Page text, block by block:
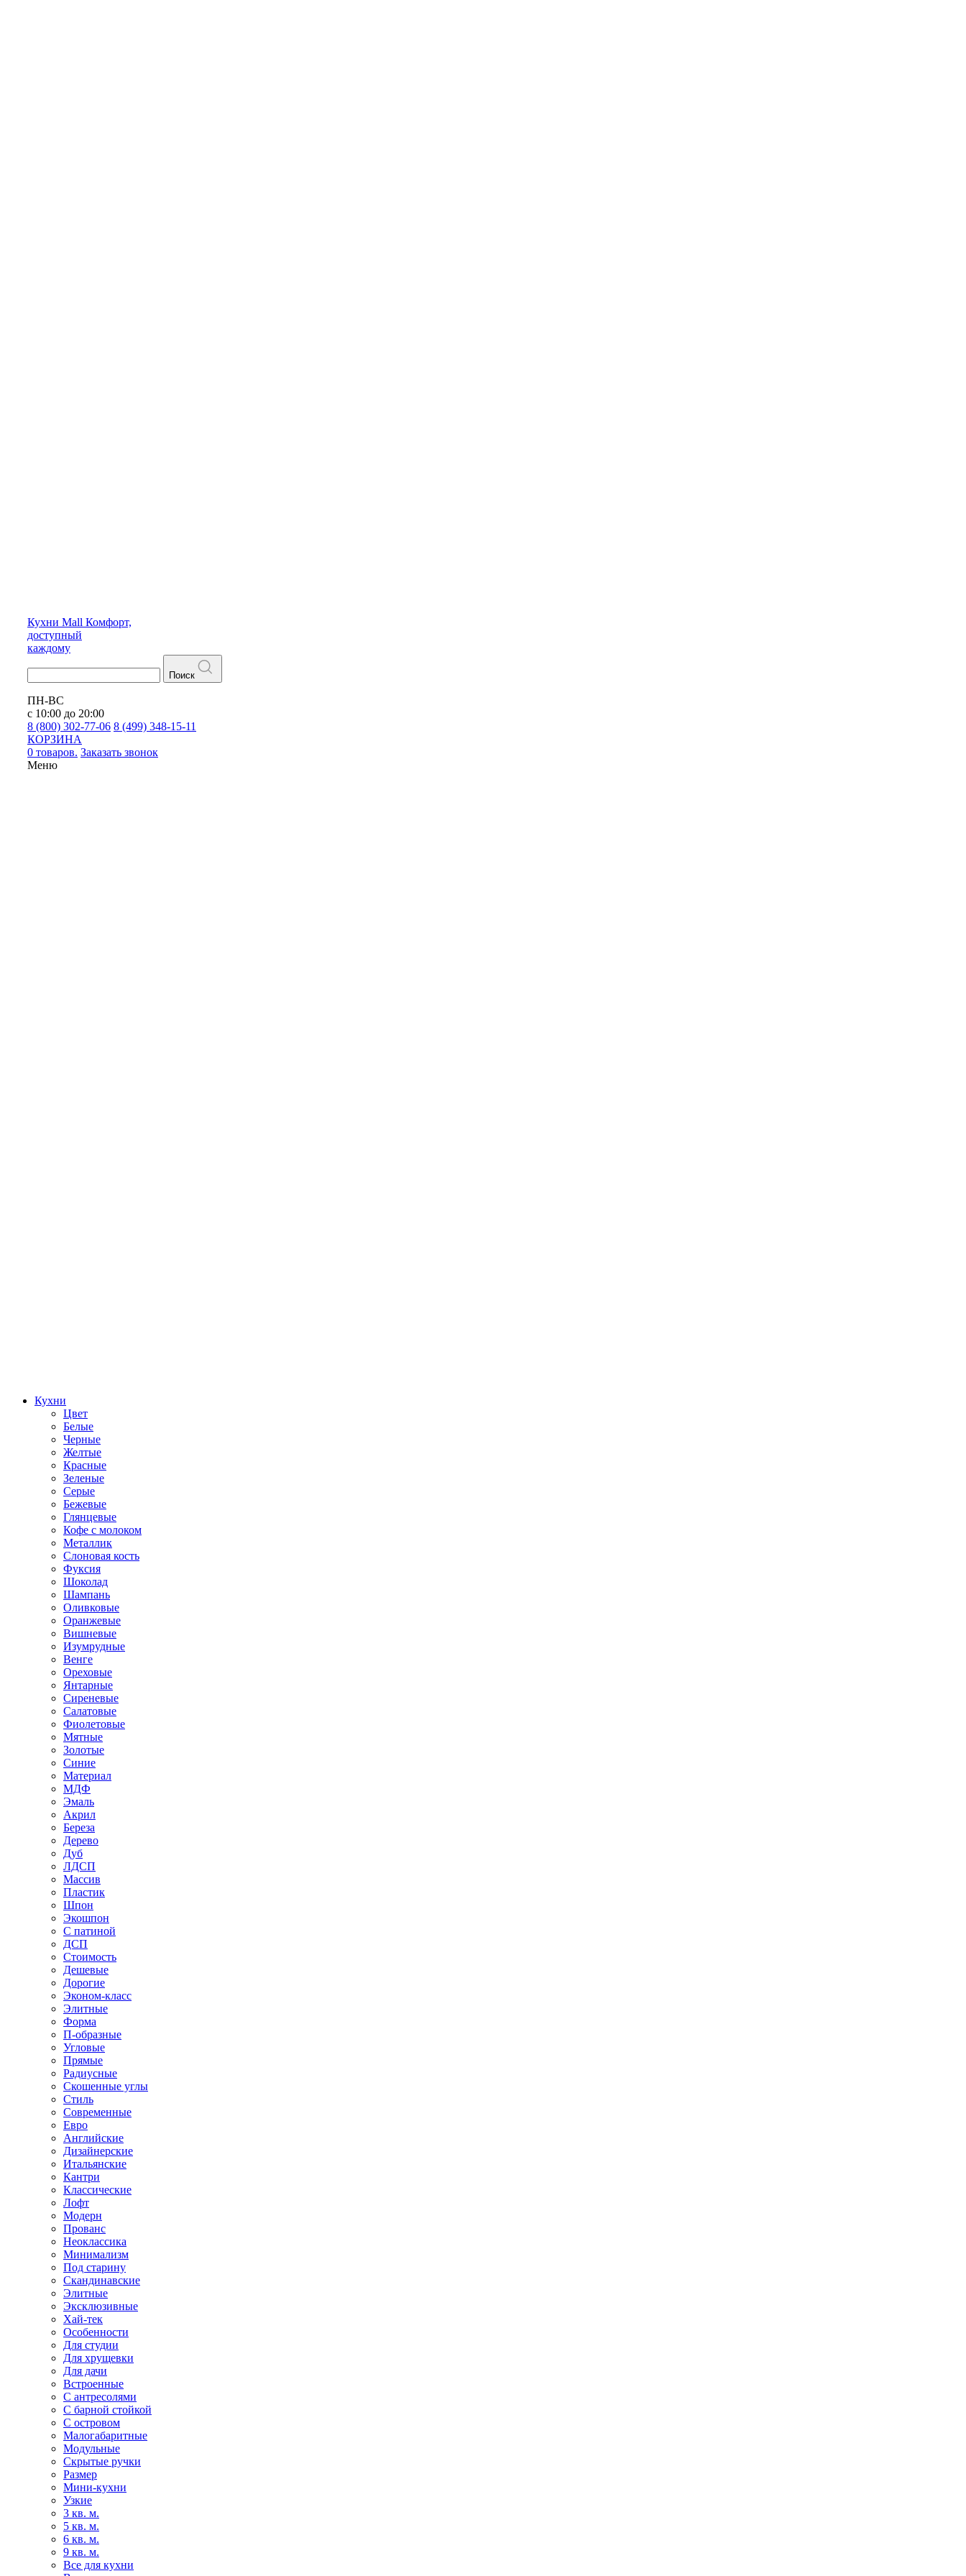
Кухни Mall Комфорт,
доступный
каждому
Поиск
ПН-ВС
с 10:00 до 20:00
8 (800) 302-77-06 8 (499) 348-15-11
КОРЗИНА
0 товаров. Заказать звонок
Меню
Кухни
Цвет
Белые
Черные
Желтые
Красные
Зеленые
Серые
Бежевые
Глянцевые
Кофе с молоком
Металлик
Слоновая кость
Фуксия
Шоколад
Шампань
Оливковые
Оранжевые
Вишневые
Изумрудные
Венге
Ореховые
Янтарные
Сиреневые
Салатовые
Фиолетовые
Мятные
Золотые
Синие
Материал
МДФ
Эмаль
Акрил
Береза
Дерево
Дуб
ЛДСП
Массив
Пластик
Шпон
Экошпон
С патиной
ДСП
Стоимость
Дешевые
Дорогие
Эконом-класс
Элитные
Форма
П-образные
Угловые
Прямые
Радиусные
Скошенные углы
Стиль
Современные
Евро
Английские
Дизайнерские
Итальянские
Кантри
Классические
Лофт
Модерн
Прованс
Неоклассика
Минимализм
Под старину
Скандинавские
Элитные
Эксклюзивные
Хай-тек
Особенности
Для студии
Для хрущевки
Для дачи
Встроенные
С антресолями
С барной стойкой
С островом
Малогабаритные
Модульные
Скрытые ручки
Размер
Мини-кухни
Узкие
3 кв. м.
5 кв. м.
6 кв. м.
9 кв. м.
Все для кухни